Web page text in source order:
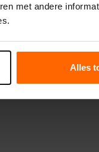
met andere
Alles